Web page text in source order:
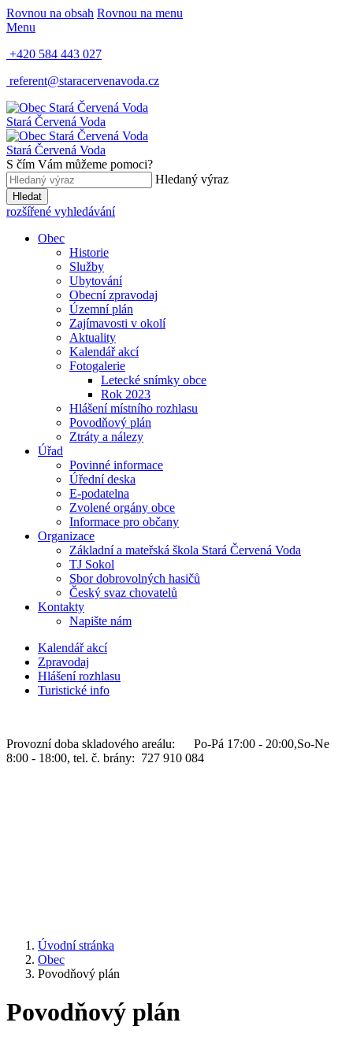
Rovnou na obsah Rovnou na menu
Menu
+420 584 443 027
referent@staracervenavoda.cz
Stará Červená Voda
Stará Červená Voda
S čím Vám můžeme pomoci?
Hledaný výraz
Hledat
rozšířené vyhledávání
Obec
Historie
Služby
Ubytování
Obecní zpravodaj
Územní plán
Zajímavosti v okolí
Aktuality
Kalendář akcí
Fotogalerie
Letecké snímky obce
Rok 2023
Hlášení místního rozhlasu
Povodňový plán
Ztráty a nálezy
Úřad
Povinné informace
Úřední deska
E-podatelna
Zvolené orgány obce
Informace pro občany
Organizace
Základní a mateřská škola Stará Červená Voda
TJ Sokol
Sbor dobrovolných hasičů
Český svaz chovatelů
Kontakty
Napište nám
Kalendář akcí
Zpravodaj
Hlášení rozhlasu
Turistické info
Provozní doba skladového areálu: Po-Pá 17:00 - 20:00,So-Ne
8:00 - 18:00, tel. č. brány: 727 910 084
Úvodní stránka
Obec
Povodňový plán
Povodňový plán